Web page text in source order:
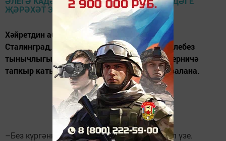
Хәйретдин абый 18 яшендә сугышка алына.
Сталинград, Курск дугасы сугышларында илебез
тынычлыгы өчен үзеннән зур өлеш кертә, берничә
тапкыр каты яраланып госпитальләрдә дәвалана.
–Без күргәннәр куркыныч төш кебек, – ди ул үзе.